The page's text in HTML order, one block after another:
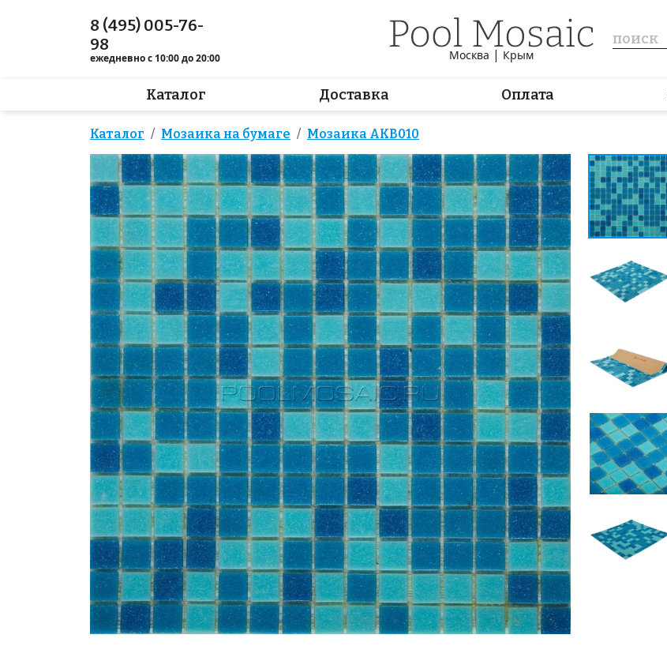
8 (495) 005-76-
98
ежедневно с 10:00 до 20:00 Москва | Крым
Каталог Доставка Оплата
Каталог Мозаика на бумаге Мозаика AKB010